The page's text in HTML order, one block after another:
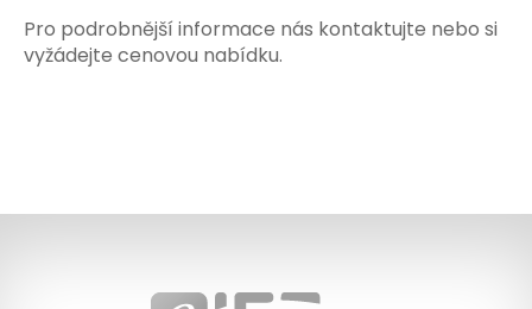
Pro podrobnější informace nás kontaktujte nebo si
vyžádejte cenovou nabídku.